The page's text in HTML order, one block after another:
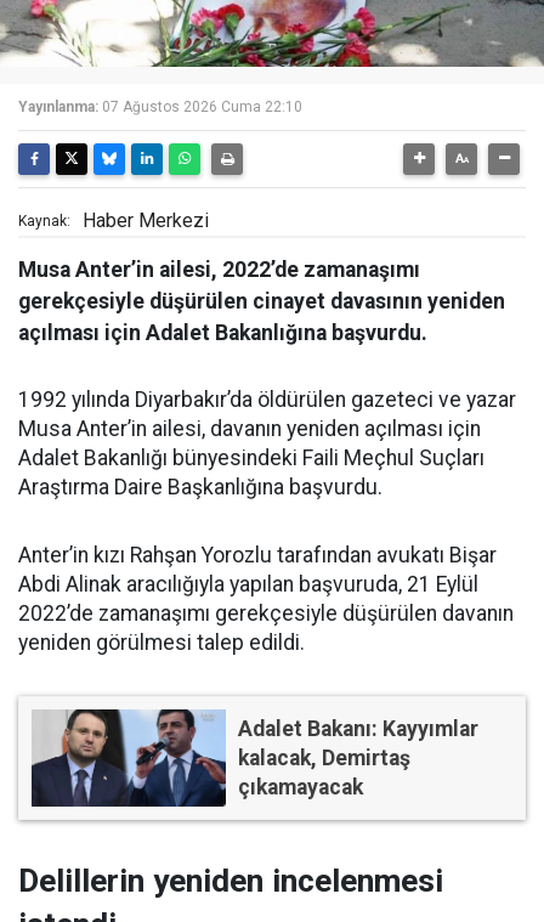
Yayınlanma: 07 Ağustos 2026 Cuma 22:10
Kaynak: Haber Merkezi
Musa Anter’in ailesi, 2022’de zamanaşımı
gerekçesiyle düşürülen cinayet davasının yeniden
açılması için Adalet Bakanlığına başvurdu.
1992 yılında Diyarbakır’da öldürülen gazeteci ve yazar
Musa Anter’in ailesi, davanın yeniden açılması için
Adalet Bakanlığı bünyesindeki Faili Meçhul Suçları
Araştırma Daire Başkanlığına başvurdu.
Anter’in kızı Rahşan Yorozlu tarafından avukatı Bişar
Abdi Alinak aracılığıyla yapılan başvuruda, 21 Eylül
2022’de zamanaşımı gerekçesiyle düşürülen davanın
yeniden görülmesi talep edildi.
Adalet Bakanı: Kayyımlar
kalacak, Demirtaş
çıkamayacak
Delillerin yeniden incelenmesi